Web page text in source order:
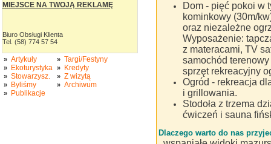
MIEJSCE NA TWOJĄ REKLAMĘ
Biuro Obsługi Klienta
Tel. (58) 774 57 54
» Artykuły
» Ekoturystyka
» Stowarzysz.
» Byliśmy
» Publikacje
» Targi/Festyny
» Kredyty
» Z wizytą
» Archiwum
Dom - pięć pokoi w
kominkowy (30m/
oraz niezależne
Wyposażenie:
z materacami, TV
samochód
sprzęt rekreacyjny
Ogród - rekreacja
i grillowania.
Stodoła z trzema
ćwiczeń i sauna
Dlaczego warto do nas